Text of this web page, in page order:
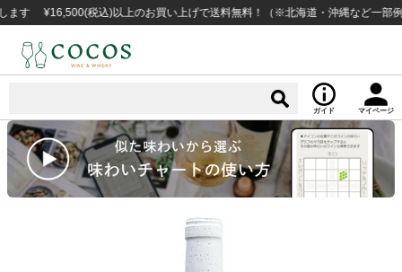
税込)以上のお買い上げで送料無料！（※北海道・沖縄など一部例外地
ガイド マイページ